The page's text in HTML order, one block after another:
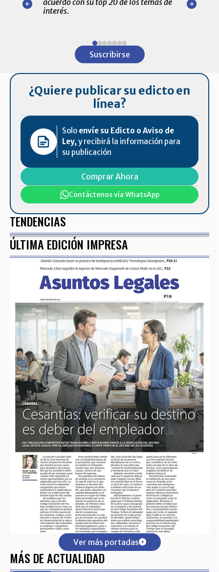
para
acuerdo con su top 20 de los temas de
interés.
de las
Suscribirse
¿Quiere publicar su edicto en
línea?
Solo envíe su Edicto o Aviso de
Ley,y recibirá la información para
su publicación
Comprar Ahora
Contáctenos vía WhatsApp
TENDENCIAS
ÚLTIMA EDICIÓN IMPRESA
Ver más portadas
MÁS DE ACTUALIDAD